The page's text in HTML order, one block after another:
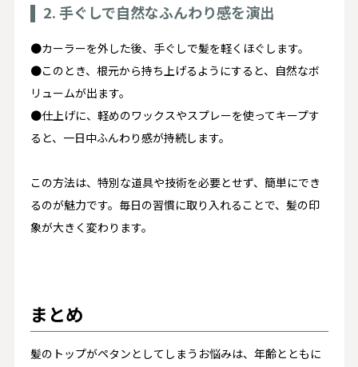
2. 手ぐしで自然なふんわり感を演出
●カーラーを外した後、手ぐしで髪を軽くほぐします。​
●このとき、根元から持ち上げるようにすると、自然なボ
リュームが出ます。​
●仕上げに、軽めのワックスやスプレーを使ってキープす
ると、一日中ふんわり感が持続します。
この方法は、特別な道具や技術を必要とせず、簡単にでき
るのが魅力です。​毎日の習慣に取り入れることで、髪の印
象が大きく変わります。​
まとめ
髪のトップがペタンとしてしまうお悩みは、年齢とともに